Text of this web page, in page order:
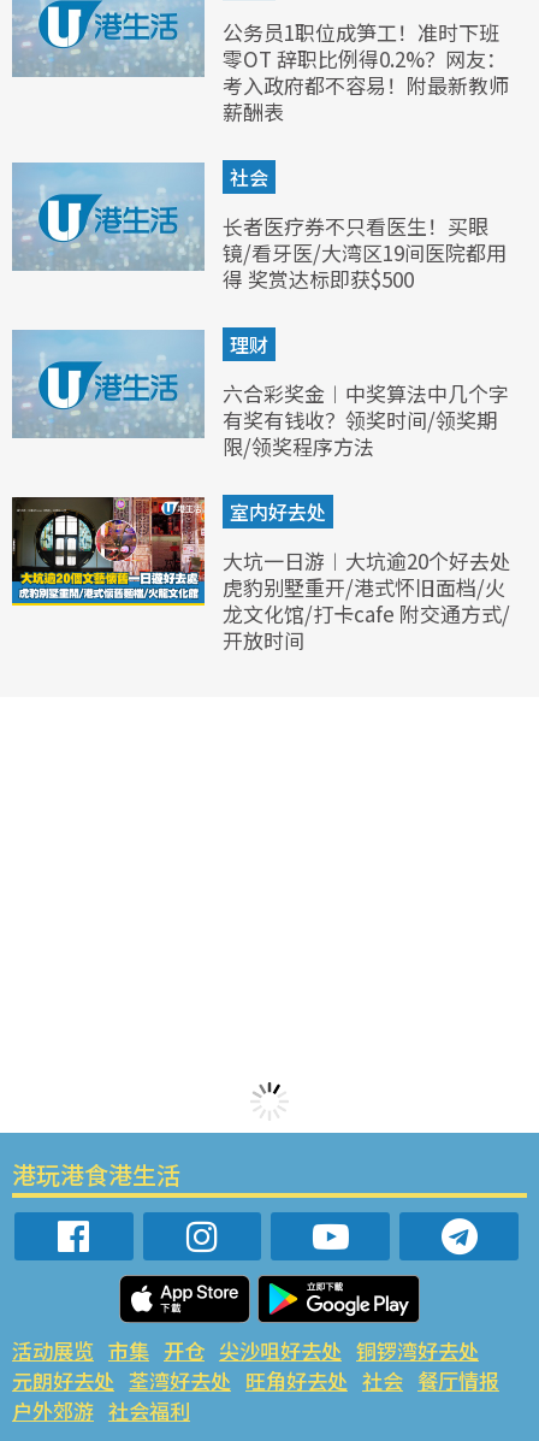
公务员1职位成笋工！准时下班
零OT 辞职比例得0.2%？网友：
考入政府都不容易！附最新教师
薪酬表
社会
长者医疗券不只看医生！买眼
镜/看牙医/大湾区19间医院都用
得 奖赏达标即获$500
理财
六合彩奖金︱中奖算法中几个字
有奖有钱收？领奖时间/领奖期
限/领奖程序方法
室内好去处
大坑一日游︱大坑逾20个好去处
虎豹别墅重开/港式怀旧面档/火
龙文化馆/打卡cafe 附交通方式/
开放时间
港玩港食港生活
活动展览 市集 开仓 尖沙咀好去处 铜锣湾好去处
元朗好去处 荃湾好去处 旺角好去处 社会 餐厅情报
户外郊游 社会福利